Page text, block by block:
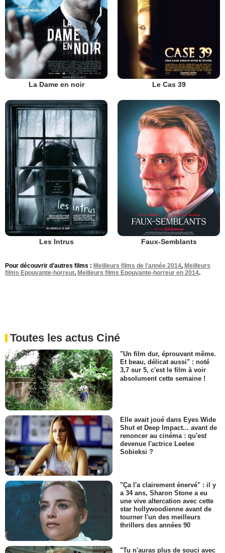
La Dame en noir Le Cas 39
Les Intrus Faux-Semblants
Pour découvrir d'autres films : Meilleurs films de l'année 2014, Meilleurs
films Epouvante-horreur, Meilleurs films Epouvante-horreur en 2014.
Toutes les actus Ciné
"Un film dur, éprouvant même.
Et beau, délicat aussi" : noté
3,7 sur 5, c'est le film à voir
absolument cette semaine !
Elle avait joué dans Eyes Wide
Shut et Deep Impact... avant de
renoncer au cinéma : qu'est
devenue l'actrice Leelee
Sobieksi ?
"Ça l'a clairement énervé" : il y
a 34 ans, Sharon Stone a eu
une vive altercation avec cette
star hollywoodienne avant de
tourner l'un des meilleurs
thrillers des années 90
"Tu n'auras plus de souci avec